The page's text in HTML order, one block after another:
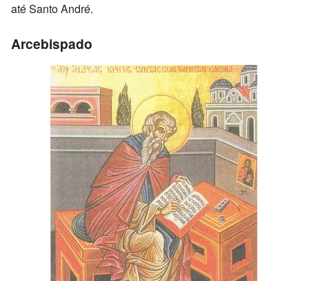
até Santo André.
Arcebispado